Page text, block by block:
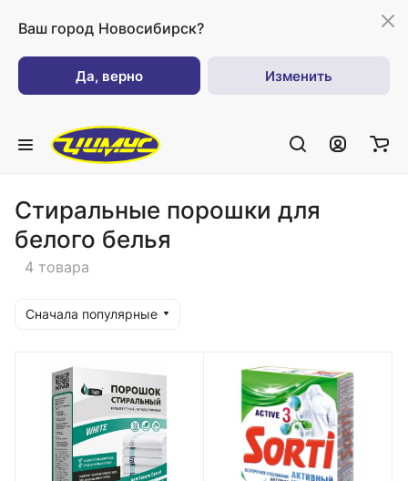
Ваш город Новосибирск?
Да, верно Изменить
Стиральные порошки для
белого белья
4 товара
Сначала популярные